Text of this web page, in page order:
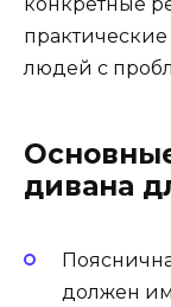
людей с
дивана
должен